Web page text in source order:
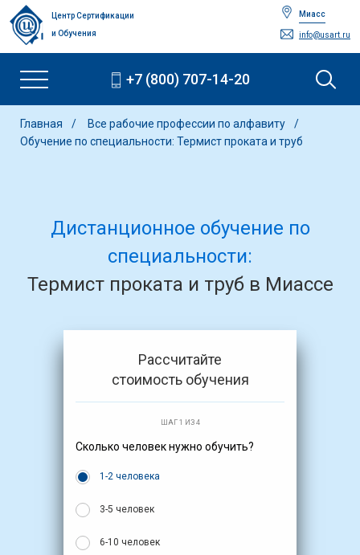
Центр Сертификации
и Обучения
Миасс
info@usart.ru
+7 (800) 707-14-20
Главная
Все рабочие профессии по алфавиту
Обучение по специальности: Термист проката и труб
Дистанционное обучение по
специальности:
Термист проката и труб в Миассе
Рассчитайте
стоимость обучения
ШАГ 1 ИЗ 4
Сколько человек нужно обучить?
1-2 человека
3-5 человек
6-10 человек